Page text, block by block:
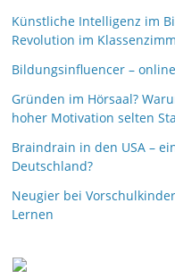
Künstliche Intelligenz im
Revolution im
Bildungsinfluencer –
Gründen im Hörsaal?
hoher Motivation selten
Braindrain in den USA –
Deutschland?
Neugier bei
Lernen